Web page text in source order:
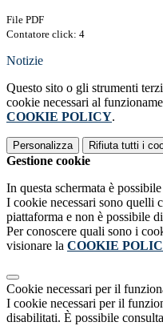
File PDF
Contatore click: 4
Notizie
Questo sito o gli strumenti
cookie necessari al
COOKIE POLICY.
Personalizza Rifiuta tutti i
Gestione cookie
In questa schermata è
I cookie necessari sono quelli
piattaforma e non è possibile
Per conoscere quali sono i
visionare la COOKIE
Cookie necessari per il
I cookie necessari per il
disabilitati. È possibile